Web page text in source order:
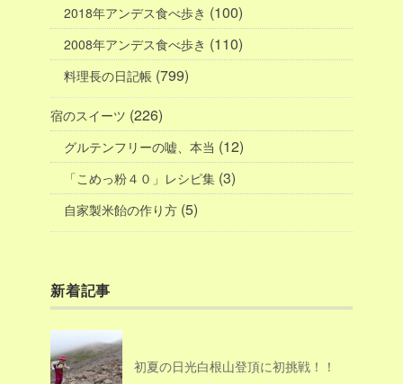
2018年アンデス食べ歩き (100)
2008年アンデス食べ歩き (110)
料理長の日記帳 (799)
宿のスイーツ (226)
グルテンフリーの嘘、本当 (12)
「こめっ粉４０」レシピ集 (3)
自家製米飴の作り方 (5)
新着記事
初夏の日光白根山登頂に初挑戦！！